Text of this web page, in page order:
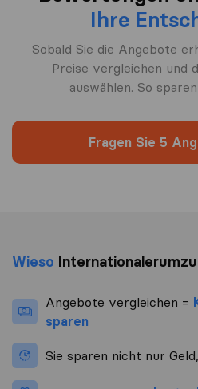
Ihre
Sobald Sie die Angebote
Preise vergleichen und
auswählen. So
Fragen Sie 5
Wieso
Angebote vergleichen =
sparen
Sie sparen nicht nur Geld,